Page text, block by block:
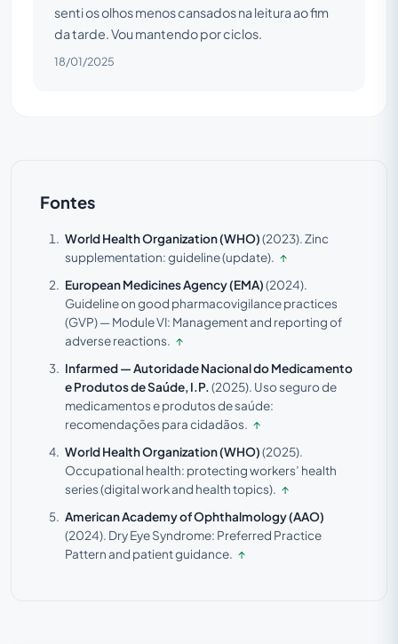
senti os olhos menos cansados na leitura ao fim
da tarde. Vou mantendo por ciclos.
18/01/2025
Fontes
World Health Organization (WHO)(2023).Zinc
supplementation: guideline (update). ↑
European Medicines Agency (EMA)(2024).
Guideline on good pharmacovigilance practices
(GVP) — Module VI: Management and reporting of
adverse reactions. ↑
Infarmed — Autoridade Nacional do Medicamento
e Produtos de Saúde, I.P.(2025). Uso seguro de
medicamentos e produtos de saúde:
recomendações para cidadãos. ↑
World Health Organization (WHO)(2025).
Occupational health: protecting workers’ health
series (digital work and health topics). ↑
American Academy of Ophthalmology (AAO)
(2024). Dry Eye Syndrome: Preferred Practice
Pattern and patient guidance. ↑